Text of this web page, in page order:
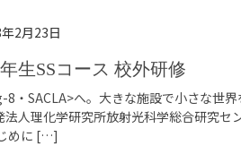
2月23日
1年生SSコース 校外研修
8・SACLA>へ。大きな施設で小さな世
法人理化学研究所放射光科学総合研究セ
めに […]